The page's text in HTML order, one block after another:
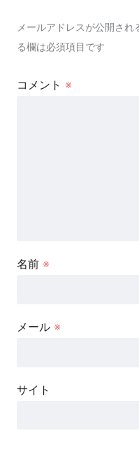
メールアドレスが公開され
る欄は必須項目です
コメント ※
名前 ※
メール ※
サイト